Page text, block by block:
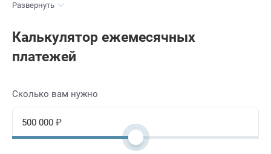
Развернуть
Калькулятор ежемесячных
платежей
Сколько вам нужно